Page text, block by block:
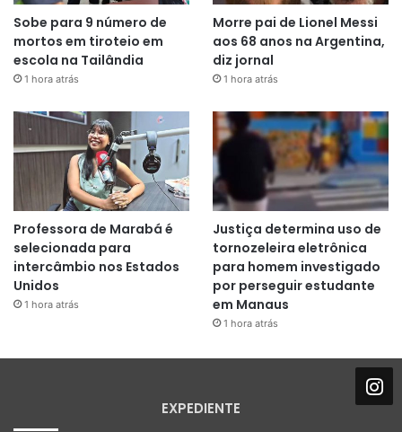
Sobe para 9 número de
mortos em tiroteio em
escola na Tailândia
1 hora atrás
Morre pai de Lionel Messi
aos 68 anos na Argentina,
diz jornal
1 hora atrás
Professora de Marabá é
selecionada para
intercâmbio nos Estados
Unidos
1 hora atrás
Justiça determina uso de
tornozeleira eletrônica
para homem investigado
por perseguir estudante
em Manaus
1 hora atrás
EXPEDIENTE